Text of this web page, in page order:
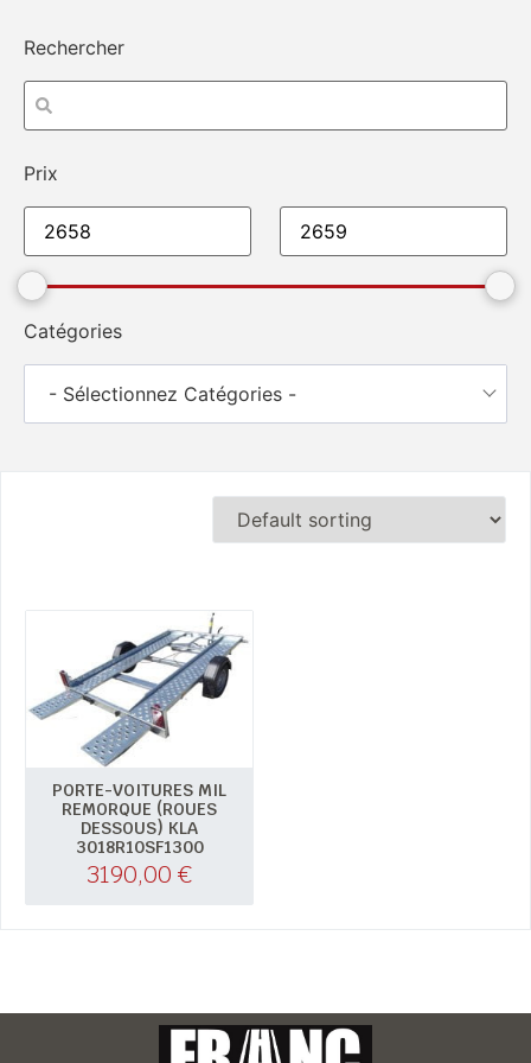
Rechercher
Prix
Catégories
- Sélectionnez Catégories -
PORTE-VOITURES MIL
REMORQUE (ROUES
DESSOUS) KLA
3018R10SF1300
3190,00 €